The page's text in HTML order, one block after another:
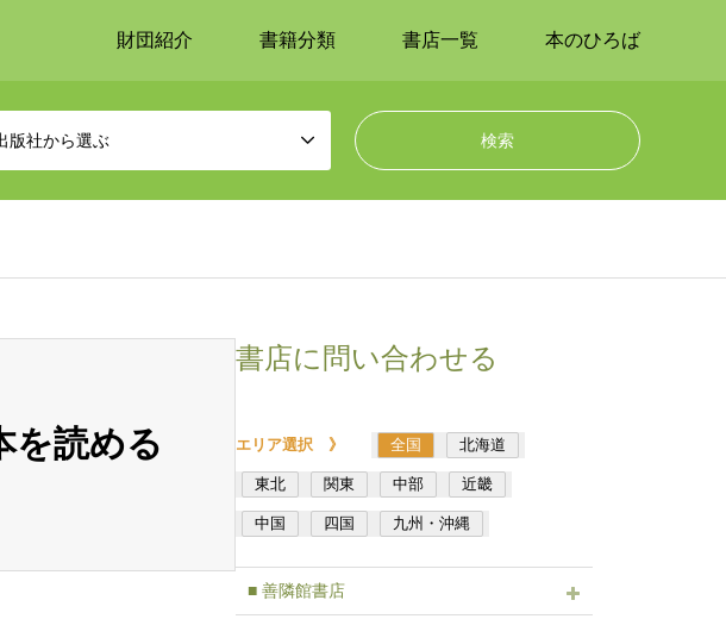
財団紹介 書籍分類 書店一覧 本のひろば
版社から選ぶ
を読める
書店に問い合わせる
エリア選択 》 全国 北海道
東北 関東 中部 近畿
中国 四国 九州・沖縄
■ 善隣館書店